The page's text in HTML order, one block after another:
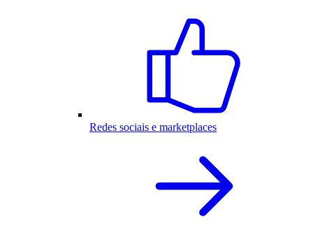
Redes sociais e marketplaces